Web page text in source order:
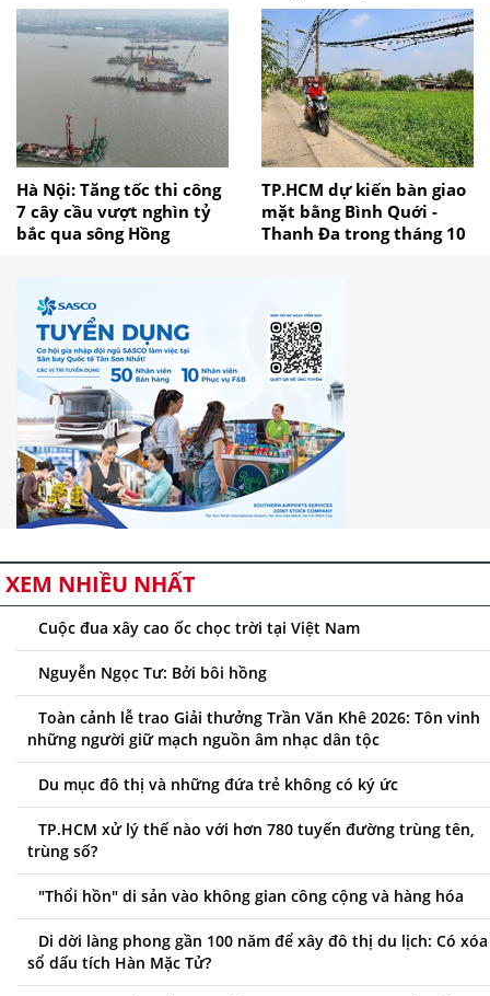
Hà Nội: Tăng tốc thi công
7 cây cầu vượt nghìn tỷ
bắc qua sông Hồng
TP.HCM dự kiến bàn giao
mặt bằng Bình Quới -
Thanh Đa trong tháng 10
XEM NHIỀU NHẤT
Cuộc đua xây cao ốc chọc trời tại Việt Nam
Nguyễn Ngọc Tư: Bởi bôi hồng
Toàn cảnh lễ trao Giải thưởng Trần Văn Khê 2026: Tôn vinh
những người giữ mạch nguồn âm nhạc dân tộc
Du mục đô thị và những đứa trẻ không có ký ức
TP.HCM xử lý thế nào với hơn 780 tuyến đường trùng tên,
trùng số?
"Thổi hồn" di sản vào không gian công cộng và hàng hóa
Di dời làng phong gần 100 năm để xây đô thị du lịch: Có xóa
sổ dấu tích Hàn Mặc Tử?